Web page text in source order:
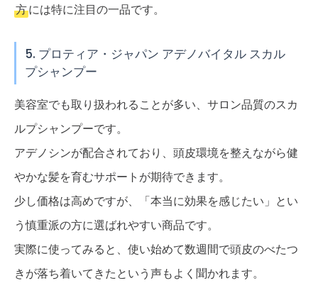
方には特に注目の一品です。
5. プロティア・ジャパン アデノバイタル スカル
プシャンプー
美容室でも取り扱われることが多い、サロン品質のスカ
ルプシャンプーです。
アデノシンが配合されており、頭皮環境を整えながら健
やかな髪を育むサポートが期待できます。
少し価格は高めですが、「本当に効果を感じたい」とい
う慎重派の方に選ばれやすい商品です。
実際に使ってみると、使い始めて数週間で頭皮のべたつ
きが落ち着いてきたという声もよく聞かれます。